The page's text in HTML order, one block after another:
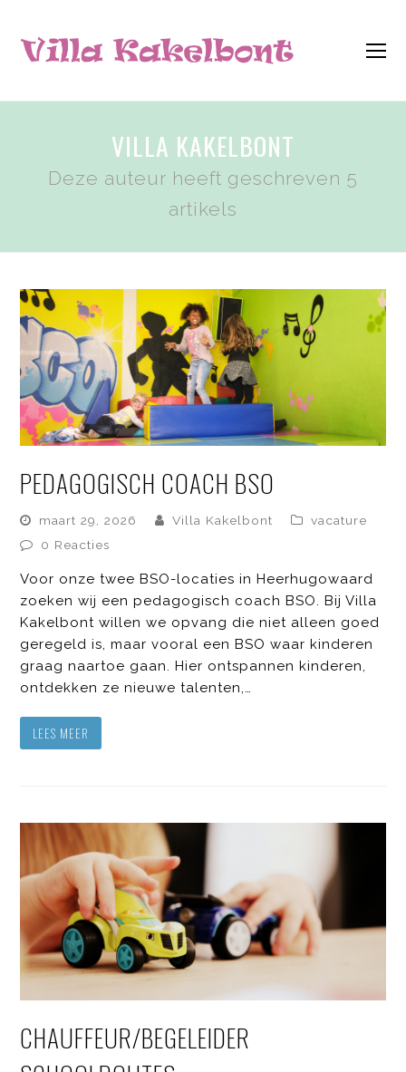
VILLA KAKELBONT
Deze auteur heeft geschreven 5
artikels
PEDAGOGISCH COACH BSO
maart 29, 2026 Villa Kakelbont
vacature
0 Reacties
Voor onze twee BSO-locaties in Heerhugowaard
zoeken wij een pedagogisch coach BSO. Bij Villa
Kakelbont willen we opvang die niet alleen goed
geregeld is, maar vooral een BSO waar kinderen
graag naartoe gaan. Hier ontspannen kinderen,
ontdekken ze nieuwe talenten,…
LEES MEER
CHAUFFEUR/BEGELEIDER